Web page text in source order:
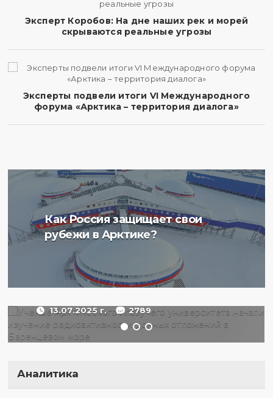
Эксперт Коробов: На дне наших рек и морей
скрываются реальные угрозы
Эксперты подвели итоги VI Международного
форума «Арктика – территория диалога»
Как Россия защищает свои
рубежи в Арктике?
Ученые Арктического
плавучего университета
радиоактивности донных
отложений в Баренцевом
13.07.2025 г. 2789
Аналитика